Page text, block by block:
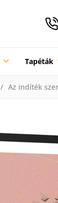
Tapéták
Az indíték